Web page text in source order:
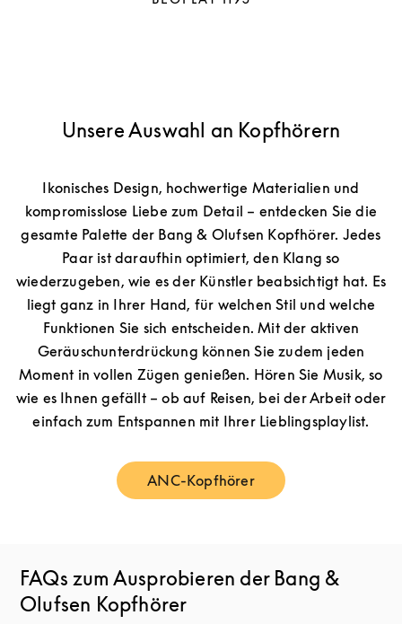
Unsere Auswahl an Kopfhörern
Ikonisches Design, hochwertige Materialien und
kompromisslose Liebe zum Detail – entdecken Sie die
gesamte Palette der Bang & Olufsen Kopfhörer. Jedes
Paar ist daraufhin optimiert, den Klang so
wiederzugeben, wie es der Künstler beabsichtigt hat. Es
liegt ganz in Ihrer Hand, für welchen Stil und welche
Funktionen Sie sich entscheiden. Mit der aktiven
Geräuschunterdrückung können Sie zudem jeden
Moment in vollen Zügen genießen. Hören Sie Musik, so
wie es Ihnen gefällt – ob auf Reisen, bei der Arbeit oder
einfach zum Entspannen mit Ihrer Lieblingsplaylist.
ANC-KopfhörerLink Opens in New Tab
FAQs zum Ausprobieren der Bang &
Olufsen Kopfhörer